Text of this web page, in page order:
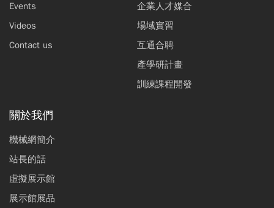
Events
Videos
Contact us
企業人才媒合
場域實習
互通合聘
產學研計畫
訓練課程開發
關於我們
機械網簡介
站長的話
虛擬展示館
展示館展品